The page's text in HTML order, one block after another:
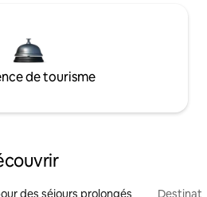
de tourisme
des séjours prolongés